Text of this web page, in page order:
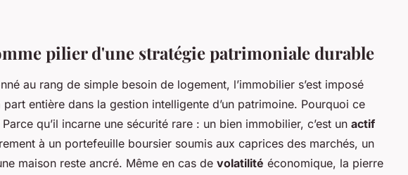
pilier d'une stratégie patrimoniale durable
au rang de simple besoin de logement, l’immobilier s’est imposé
entière dans la gestion intelligente d’un patrimoine. Pourquoi ce
qu’il incarne une sécurité rare : un bien immobilier, c’est un actif
à un portefeuille boursier soumis aux caprices des marchés, un
maison reste ancré. Même en cas de volatilité économique, la pierre